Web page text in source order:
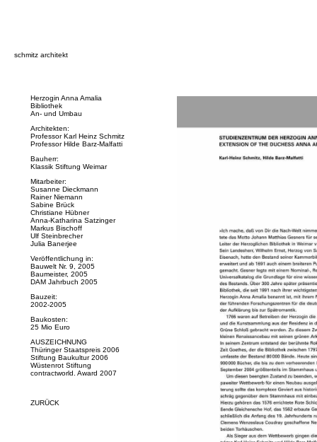
schmitz architekt
Herzogin Anna Amalia
Bibliothek
An- und Umbau
Architekten:
Professor Karl Heinz Schmitz
Professor Hilde Barz-Malfatti
Bauherr:
Klassik Stiftung Weimar
Mitarbeiter:
Susanne Dieckmann
Rainer Niemann
Sabine Brück
Christiane Hübner
Anna-Katharina Satzinger
Markus Bischoff
Ulf Steinbrecher
Julia Banerjee
Veröffentlichung in:
Bauwelt Nr. 9, 2005
Baumeister, 2005
DAM Jahrbuch 2005
Bauzeit:
2002-2005
Baukosten:
25 Mio Euro
AUSZEICHNUNG
Thüringer Staatspreis 2006
Stiftung Baukultur 2006
Wüstenrot Stiftung
contractworld. Award 2007
ZURÜCK